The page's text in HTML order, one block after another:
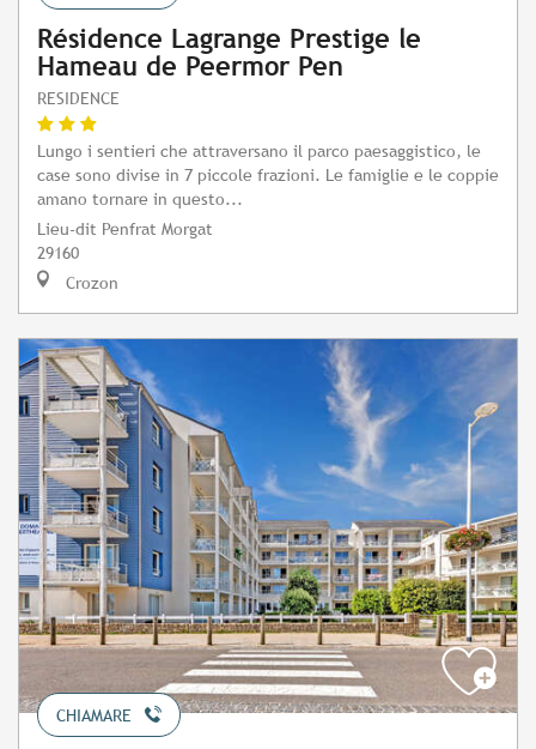
Résidence Lagrange Prestige le
Hameau de Peermor Pen
RESIDENCE
Lungo i sentieri che attraversano il parco paesaggistico, le
case sono divise in 7 piccole frazioni. Le famiglie e le coppie
amano tornare in questo...
Lieu-dit Penfrat Morgat
29160
Crozon
CHIAMARE